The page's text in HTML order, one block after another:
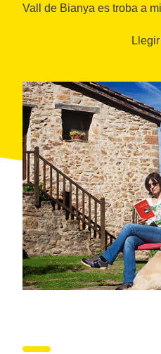
Vall de Bianya es troba a
rierols i boscos d'alzines,